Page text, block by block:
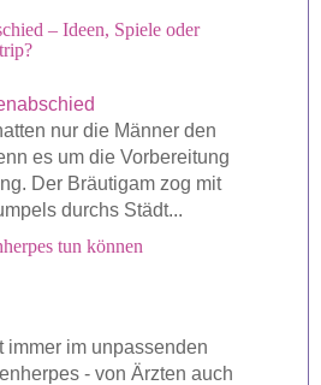
– Ideen, Spiele oder
nur die Männer den
es um die Vorbereitung
Der Bräutigam zog mit
durchs Städt...
tun können
immer im unpassenden
- von Ärzten auch